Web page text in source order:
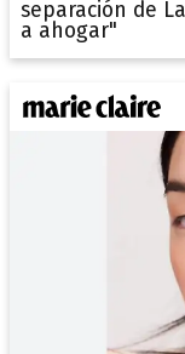
separación de
a ahogar"